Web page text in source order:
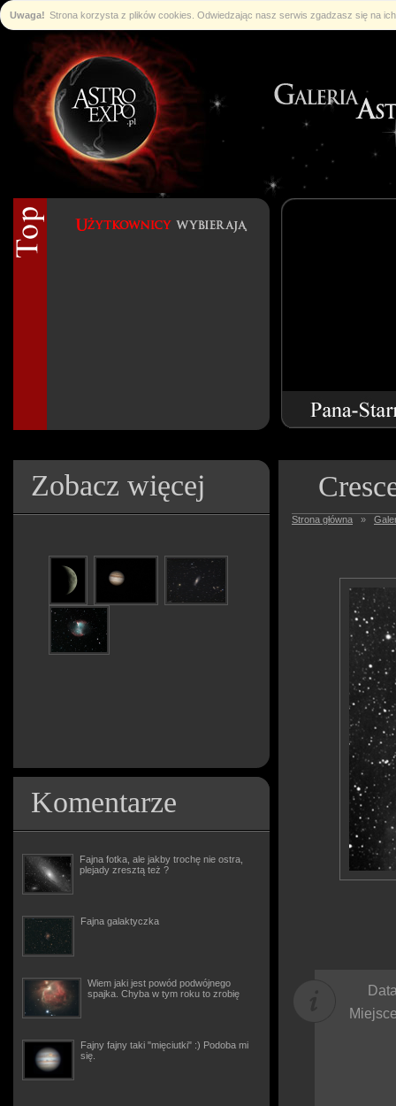
Uwaga! Strona korzysta z plików cookies. Odwiedzając nasz serwis zgadzasz się na
Zobacz więcej
Komentarze
Fajna fotka, ale jakby trochę nie ostra,
plejady zresztą też ?
Fajna galaktyczka
Wiem jaki jest powód podwójnego
spajka. Chyba w tym roku to zrobię
Fajny fajny taki "mięciutki" :) Podoba mi
się.
Strona główna »